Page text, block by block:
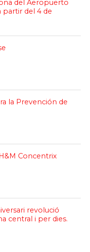
del Aeropuerto
partir del 4 de
la Prevención de
Concentrix
revolució
central i per dies.